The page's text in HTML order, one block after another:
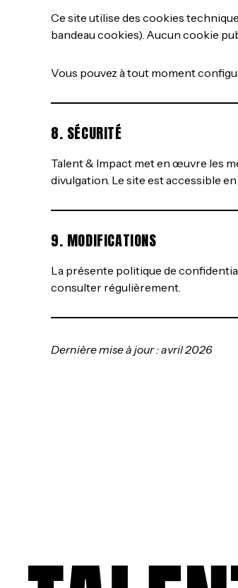
Ce site utilise des cookies
bandeau cookies). Aucun cookie
Vous pouvez à tout moment
8. SÉCURITÉ
Talent & Impact met en œuvre les
divulgation. Le site est accessible
9. MODIFICATIONS
La présente politique de
consulter régulièrement.
Dernière mise à jour : avril 2026